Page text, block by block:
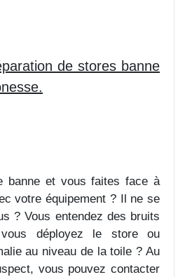
de stores banne
banne et vous faites face à
votre équipement ? Il ne se
? Vous entendez des bruits
déployez le store ou
au niveau de la toile ? Au
vous pouvez contacter